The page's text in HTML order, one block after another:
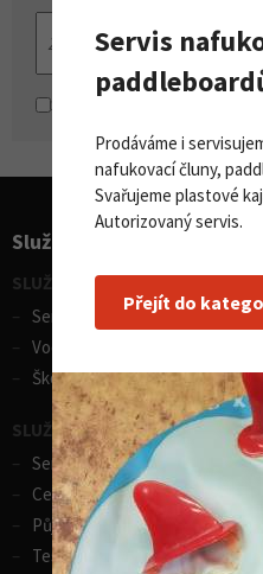
Souhlasím se
Služby pro sporty
SLUŽBY - vodní sporty
Servis lodí a člunů
Vodácká půjčovna lodí
Škola eskymování
SLUŽBY - zimní sporty
Servis lyží
Celosezonní půjčovna lyží
Půjčovna lyží
Test centrum SPORTEN
Servis
Prodáváme i
nafukovací čluny,
Svařujeme plastové
Autorizovaný servis.
Přejít do